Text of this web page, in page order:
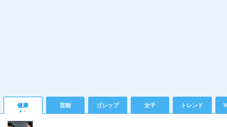
健康 芸能 ゴシップ 女子 トレンド